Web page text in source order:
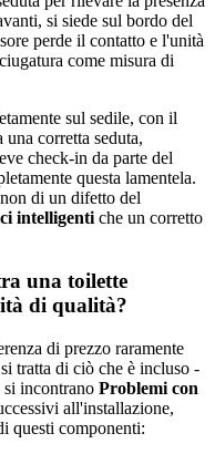
si siede sul bordo del
perde il contatto e l'unità
come misura di
sul sedile, con il
corretta seduta,
check-in da parte del
questa lamentela.
di un difetto del
intelligenti che un corretto
una toilette
di qualità?
di prezzo raramente
tratta di ciò che è incluso -
si incontrano Problemi con
all'installazione,
questi componenti: